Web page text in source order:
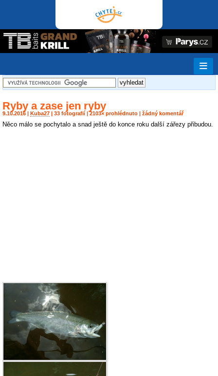
Ryby a zase jen ryby
9.10.2016 | Kuba27 | 33 fotografií | 2103× prohlédnuto | žádný komentář
Něco málo se pochytalo a snad ještě do konce roku další zářezy přibudou.